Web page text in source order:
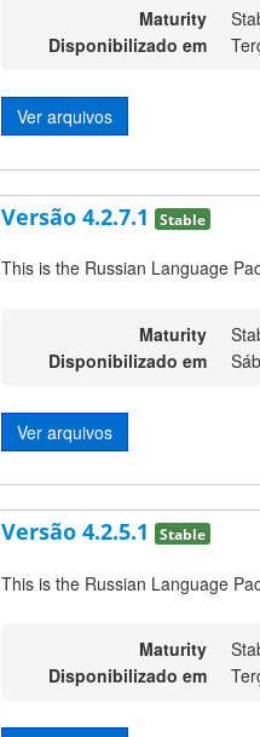
Maturity
Disponibilizado em
Ver arquivos
Versão 4.2.7.1 Stable
This is the Russian Language
Maturity
Disponibilizado em
Ver arquivos
Versão 4.2.5.1 Stable
This is the Russian Language
Maturity
Disponibilizado em